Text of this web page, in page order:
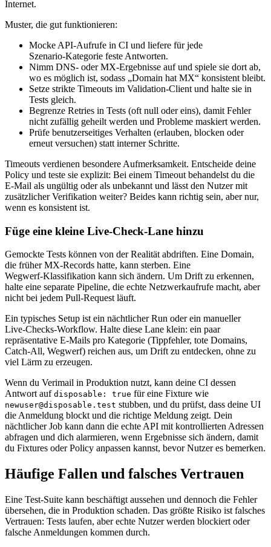
Internet.
Muster, die gut funktionieren:
Mocke API‑Aufrufe in CI und liefere für jede
Szenario‑Kategorie feste Antworten.
Nimm DNS‑ oder MX‑Ergebnisse auf und spiele sie dort ab,
wo es möglich ist, sodass „Domain hat MX“ konsistent bleibt.
Setze strikte Timeouts im Validation‑Client und halte sie in
Tests gleich.
Begrenze Retries in Tests (oft null oder eins), damit Fehler
nicht zufällig geheilt werden und Probleme maskiert werden.
Prüfe benutzerseitiges Verhalten (erlauben, blocken oder
erneut versuchen) statt interner Schritte.
Timeouts verdienen besondere Aufmerksamkeit. Entscheide deine
Policy und teste sie explizit: Bei einem Timeout behandelst du die
E‑Mail als ungültig oder als unbekannt und lässt den Nutzer mit
zusätzlicher Verifikation weiter? Beides kann richtig sein, aber nur,
wenn es konsistent ist.
Füge eine kleine Live‑Check‑Lane hinzu
Gemockte Tests können von der Realität abdriften. Eine Domain,
die früher MX‑Records hatte, kann sterben. Eine
Wegwerf‑Klassifikation kann sich ändern. Um Drift zu erkennen,
halte eine separate Pipeline, die echte Netzwerkaufrufe macht, aber
nicht bei jedem Pull‑Request läuft.
Ein typisches Setup ist ein nächtlicher Run oder ein manueller
Live‑Checks‑Workflow. Halte diese Lane klein: ein paar
repräsentative E‑Mails pro Kategorie (Tippfehler, tote Domains,
Catch‑All, Wegwerf) reichen aus, um Drift zu entdecken, ohne zu
viel Lärm zu erzeugen.
Wenn du Verimail in Produktion nutzt, kann deine CI dessen
Antwort auf disposable: true für eine Fixture wie
newuser@disposable.test stubben, und du prüfst, dass deine UI
die Anmeldung blockt und die richtige Meldung zeigt. Dein
nächtlicher Job kann dann die echte API mit kontrollierten Adressen
abfragen und dich alarmieren, wenn Ergebnisse sich ändern, damit
du Fixtures oder Policy anpassen kannst, bevor Nutzer es bemerken.
Häufige Fallen und falsches Vertrauen
Eine Test‑Suite kann beschäftigt aussehen und dennoch die Fehler
übersehen, die in Produktion schaden. Das größte Risiko ist falsches
Vertrauen: Tests laufen, aber echte Nutzer werden blockiert oder
falsche Anmeldungen kommen durch.